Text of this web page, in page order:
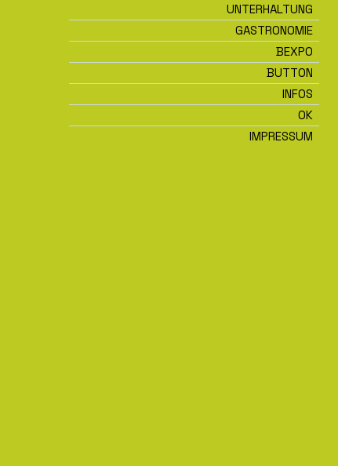
UNTERHALTUNG
GASTRONOMIE
BEXPO
BUTTON
INFOS
OK
IMPRESSUM